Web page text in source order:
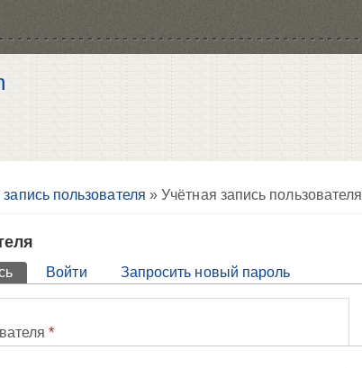
пользователя » Учётная запись пользователя
(активная вкладка)
Войти Запросить новый пароль
*